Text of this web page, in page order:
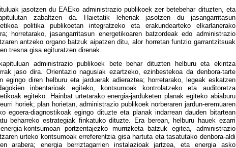
jasotzen du EAEko administrazio publikoek zer betebehar dituzten, eta
zabaltzen da. Haietatik lehenak jasotzen du jasangarritasun
politika publikoetan integratzeko eta erakundearteko elkarlanerako
horretarako, jasangarritasun energetikoaren batzordeak edo administrazio
antzeko organo batzuk aipatzen ditu, alor horretan funtzio garrantzitsuak
tresna gisa egituratzen direnak.
administrazio publikoek bete behar dituzten helburu eta ekintza
jaso dira. Orientazio nagusiak ezartzeko, ezinbestekoa da denbora-tarte
egingo diren helburu eta jarduerak adieraztea; horretarako, legeak eskatzen
inbentarioak egiteko, kontsumoak kontrolatzeko eta auditoretza
egiteko. Hainbat urtetarako energia-jarduketen planak egiteko abiaburu
horiek; plan horietan, administrazio publikoek norberaren jardun-eremuaren
egoera-diagnostikoak egingo dituzte eta planak indarrean dauden bitartean
beharreko estrategiak finkatuko dituzte. Era berean, helburu hauek ezarri
kontsumoan portzentajezko murrizketa batzuk egitea, administrazio
urteko kontsumoak erreferentzia gisa hartuta eta tasatutako denbora-aldi
arabera; energia berriztagarrien instalazioak jartzea, eta energia asko